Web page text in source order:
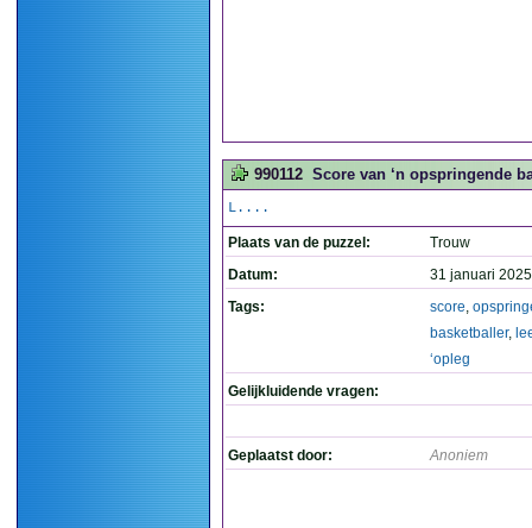
990112 Score van ‘n opspringende
L....
Plaats van de puzzel:
Trouw
Datum:
31 januari
Tags:
score,
basketballer,
‘opleg
Gelijkluidende vragen:
Geplaatst door: Anoniem